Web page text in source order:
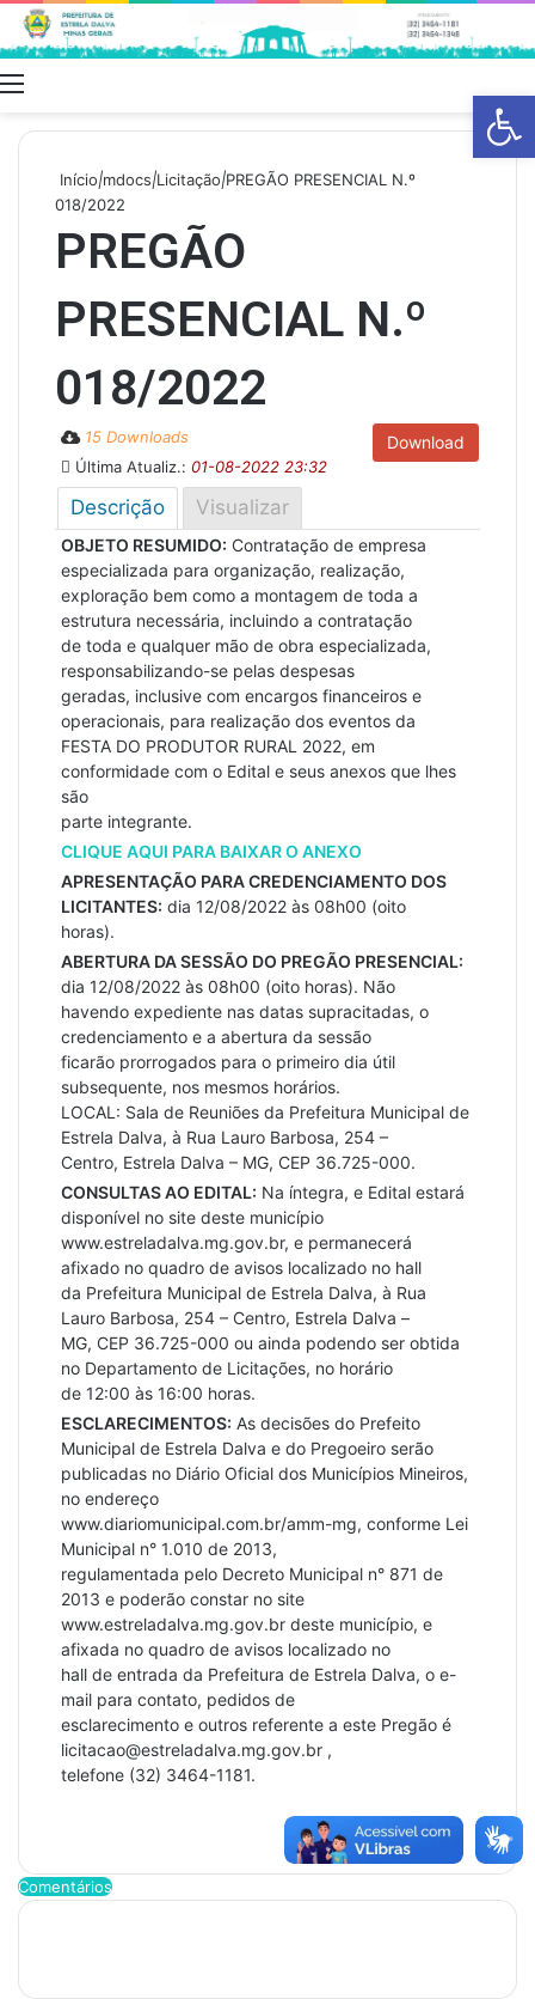
skin
Início|mdocs|Licitação|PREGÃO PRESENCIAL N.º
018/2022
PREGÃO
PRESENCIAL N.º
018/2022
Download
15 Downloads
Última Atualiz.: 01-08-2022 23:32
Descrição Visualizar
OBJETO RESUMIDO: Contratação de empresa
especializada para organização, realização,
exploração bem como a montagem de toda a
estrutura necessária, incluindo a contratação
de toda e qualquer mão de obra especializada,
responsabilizando-se pelas despesas
geradas, inclusive com encargos financeiros e
operacionais, para realização dos eventos da
FESTA DO PRODUTOR RURAL 2022, em
conformidade com o Edital e seus anexos que lhes
são
parte integrante.
CLIQUE AQUI PARA BAIXAR O ANEXO
APRESENTAÇÃO PARA CREDENCIAMENTO DOS
LICITANTES: dia 12/08/2022 às 08h00 (oito
horas).
ABERTURA DA SESSÃO DO PREGÃO PRESENCIAL:
dia 12/08/2022 às 08h00 (oito horas). Não
havendo expediente nas datas supracitadas, o
credenciamento e a abertura da sessão
ficarão prorrogados para o primeiro dia útil
subsequente, nos mesmos horários.
LOCAL: Sala de Reuniões da Prefeitura Municipal de
Estrela Dalva, à Rua Lauro Barbosa, 254 –
Centro, Estrela Dalva – MG, CEP 36.725-000.
CONSULTAS AO EDITAL: Na íntegra, e Edital estará
disponível no site deste município
www.estreladalva.mg.gov.br, e permanecerá
afixado no quadro de avisos localizado no hall
da Prefeitura Municipal de Estrela Dalva, à Rua
Lauro Barbosa, 254 – Centro, Estrela Dalva –
MG, CEP 36.725-000 ou ainda podendo ser obtida
no Departamento de Licitações, no horário
de 12:00 às 16:00 horas.
ESCLARECIMENTOS: As decisões do Prefeito
Municipal de Estrela Dalva e do Pregoeiro serão
publicadas no Diário Oficial dos Municípios Mineiros,
no endereço
www.diariomunicipal.com.br/amm-mg, conforme Lei
Municipal n° 1.010 de 2013,
regulamentada pelo Decreto Municipal n° 871 de
2013 e poderão constar no site
www.estreladalva.mg.gov.br deste município, e
afixada no quadro de avisos localizado no
hall de entrada da Prefeitura de Estrela Dalva, o e-
mail para contato, pedidos de
esclarecimento e outros referente a este Pregão é
licitacao@estreladalva.mg.gov.br ,
telefone (32) 3464-1181.
Comentários
Barra de